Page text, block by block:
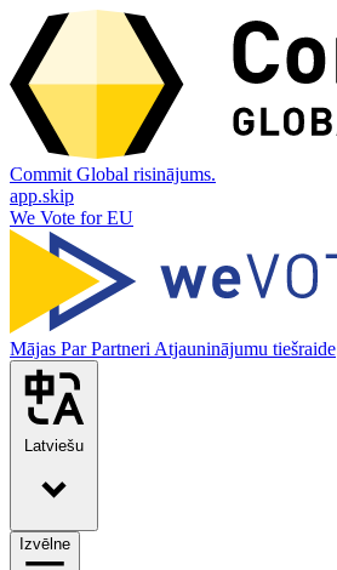
Commit Global risinājums.
app.skip
We Vote for EU
Mājas ParPartneri Atjauninājumu tiešraide
Latviešu
Izvēlne